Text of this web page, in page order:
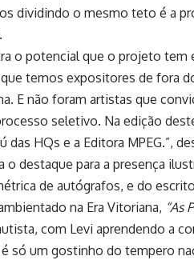
dividindo o mesmo teto é a
o potencial que o projeto
temos expositores de fora
E não foram artistas que
seletivo. Na edição
das HQs e a Editora MPEG.”,
o destaque para a presença
de autógrafos, e do
na Era Vitoriana, “As
com Levi aprendendo a
só um gostinho do tempero